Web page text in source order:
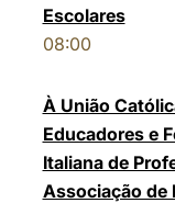
Escolares
08:00
À União
Educadores e
Italiana de
Associação de